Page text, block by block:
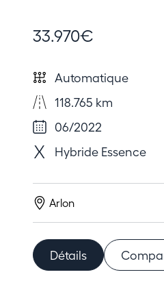
33.970€
Automatique
118.765 km
06/2022
Hybride Essence
Arlon
Détails